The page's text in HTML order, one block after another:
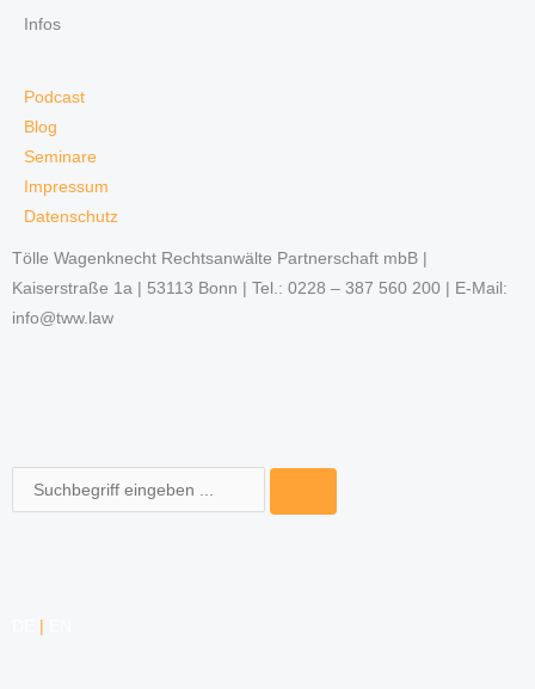
Infos
Podcast
Blog
Seminare
Impressum
Datenschutz
Tölle Wagenknecht Rechtsanwälte Partnerschaft mbB |
Kaiserstraße 1a | 53113 Bonn | Tel.: 0228 – 387 560 200 | E-Mail:
info@tww.law
Suche